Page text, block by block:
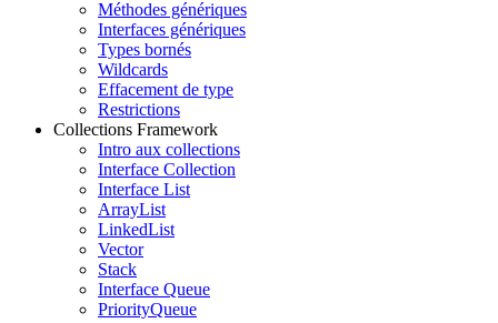
Méthodes génériques
Interfaces génériques
Types bornés
Wildcards
Effacement de type
Restrictions
Collections Framework
Intro aux collections
Interface Collection
Interface List
ArrayList
LinkedList
Vector
Stack
Interface Queue
PriorityQueue